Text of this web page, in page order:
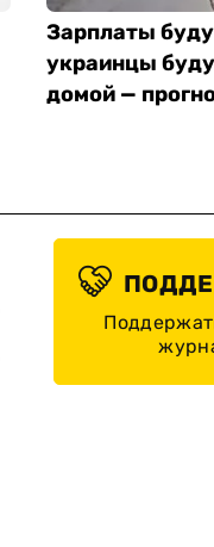
Зарплаты
украинцы
домой —